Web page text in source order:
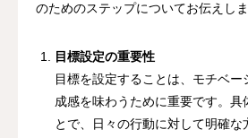
のためのステップについてお伝えし
目標設定の重要性
目標を設定することは、モチベー
成感を味わうために重要です。具
とで、日々の行動に対して明確
ご予約
院ブログ
お知らせ